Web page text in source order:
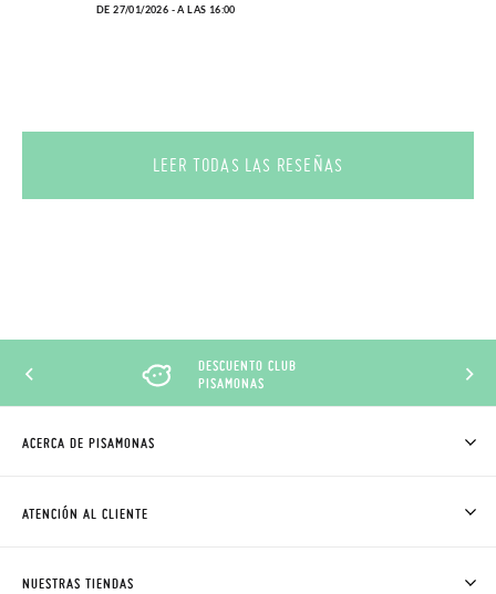
DE 27/01/2026 - A LAS 16:00
LEER TODAS LAS RESEÑAS
DESCUENTO CLUB
PISAMONAS
ACERCA DE PISAMONAS
CÓMO COMPRAR
ATENCIÓN AL CLIENTE
NUESTRAS TIENDAS